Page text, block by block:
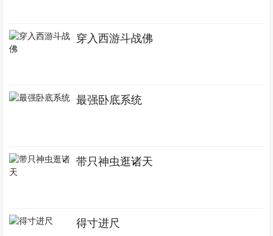
穿入西游斗战佛
最强卧底系统
带只神虫逛诸天
得寸进尺